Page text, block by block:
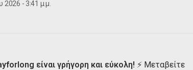
2026 - 3:41 μ.μ.
είναι γρήγορη και εύκολη! ⚡ Μεταβείτε